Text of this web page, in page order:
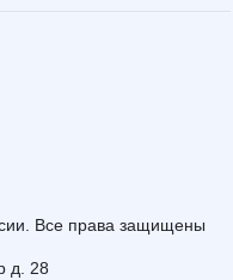
Все права защищены
д. 28